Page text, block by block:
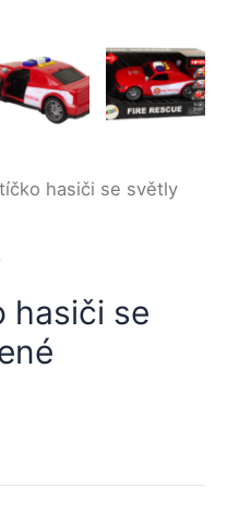
hasiči se světly
hasiči se